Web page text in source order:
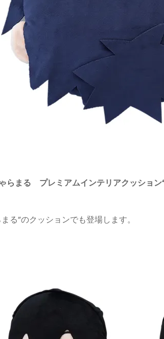
らまる プレミアムインテリアクッション
る”のクッションでも登場します。